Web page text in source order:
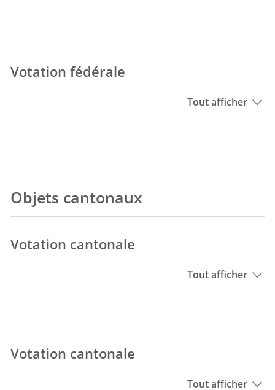
Votation fédérale
Tout afficher
Objets cantonaux
Votation cantonale
Tout afficher
Votation cantonale
Tout afficher